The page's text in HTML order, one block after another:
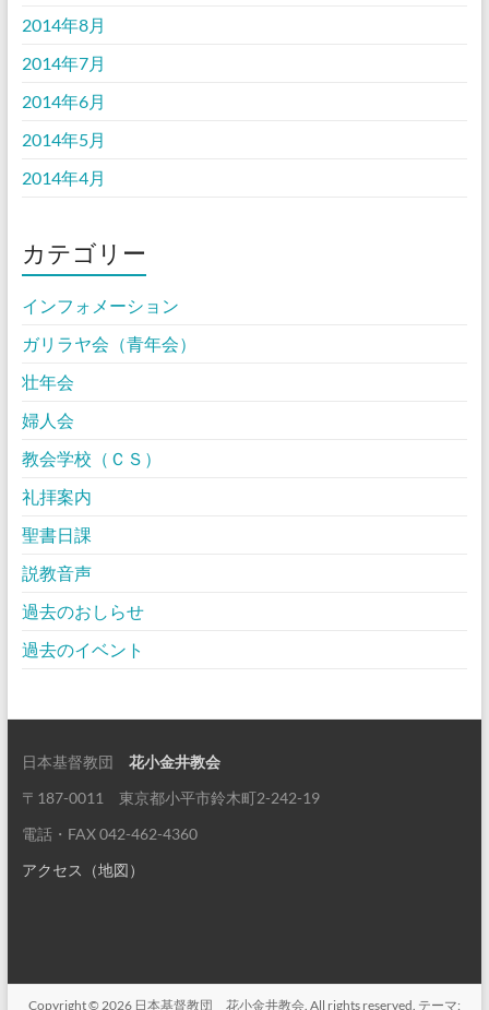
2014年8月
2014年7月
2014年6月
2014年5月
2014年4月
カテゴリー
インフォメーション
ガリラヤ会（青年会）
壮年会
婦人会
教会学校（ＣＳ）
礼拝案内
聖書日課
説教音声
過去のおしらせ
過去のイベント
日本基督教団 花小金井教会
〒187-0011 東京都小平市鈴木町2-242-19
電話・FAX 042-462-4360
アクセス（地図）
Copyright © 2026 日本基督教団 花小金井教会. All rights reserved. テーマ: